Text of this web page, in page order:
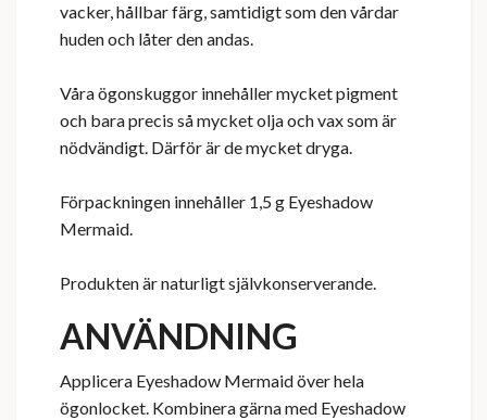
vacker, hållbar färg, samtidigt som den vårdar
huden och låter den andas.
Våra ögonskuggor innehåller mycket pigment
och bara precis så mycket olja och vax som är
nödvändigt. Därför är de mycket dryga.
Förpackningen innehåller 1,5 g Eyeshadow
Mermaid.
Produkten är naturligt självkonserverande.
ANVÄNDNING
Applicera Eyeshadow Mermaid över hela
ögonlocket. Kombinera gärna med Eyeshadow